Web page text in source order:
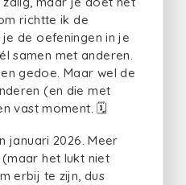
richtte ik de
de oefeningen in je
samen met anderen.
gedoe. Maar wel de
(en die met
vast moment. 🗓️
januari 2026. Meer
(maar het lukt niet
erbij te zijn, dus